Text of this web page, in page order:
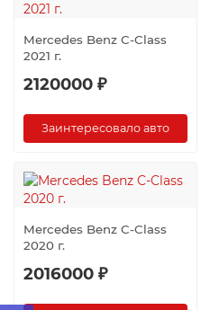
Mercedes Benz C-Class
2021 г.
2120000 ₽
Заинтересовало авто
Mercedes Benz C-Class
2020 г.
2016000 ₽